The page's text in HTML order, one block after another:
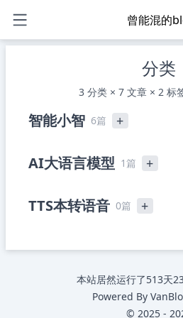
曾能混的
分类
3 分类 × 7 文章 × 2 标
智能小智 6篇 +
适合小白的智能小
2025-04-03 小智服务端图形化
智能小智服务器图
AI时代，我的第一
智服务端图形化配
AI大语言模型 1篇 +
2026-07-02
能体
TTS本转语音 0篇 +
本站居然运行了513天
Powered By
© 2025-